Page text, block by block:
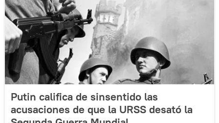
Putin califica de sinsentido las
acusaciones de que la URSS desató la